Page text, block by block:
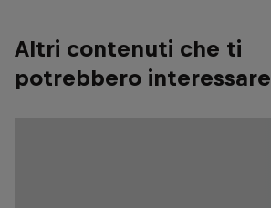
Altri contenuti che ti
potrebbero interessare